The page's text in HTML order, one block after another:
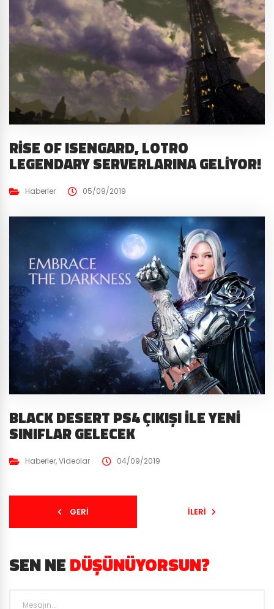
RISE OF ISENGARD, LOTRO
LEGENDARY SERVERLARINA GELIYOR!
Haberler 05/09/2019
BLACK DESERT PS4 ÇIKIŞI İLE YENI
SINIFLAR GELECEK
Haberler,Videolar 04/09/2019
GERI İLERI
SEN NEDÜŞÜNÜYORSUN?